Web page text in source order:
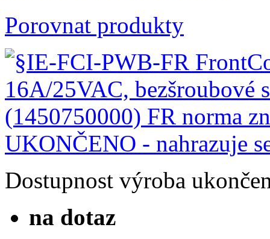
Porovnat produkty
Dostupnost výroba
na dotaz